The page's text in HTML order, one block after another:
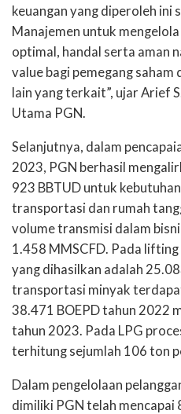
keuangan yang diperoleh ini
Manajemen untuk
optimal, handal serta aman
value bagi pemegang saham
lain yang terkait”, ujar Arief
Utama PGN.
Selanjutnya, dalam
2023, PGN berhasil
923 BBTUD untuk
transportasi dan rumah
volume transmisi dalam
1.458 MMSCFD. Pada
yang dihasilkan adalah
transportasi minyak
38.471 BOEPD tahun 2022
tahun 2023. Pada LPG
terhitung sejumlah 106 ton
Dalam pengelolaan
dimiliki PGN telah mencapai